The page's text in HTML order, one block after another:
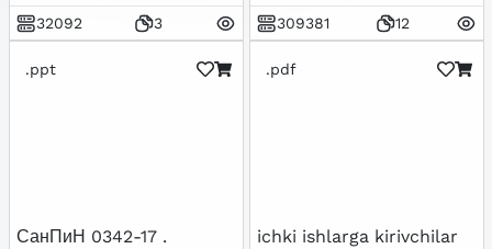
32092 3 309381 12
.ppt
СанПиН 0342-17 .
.pdf
ichki ishlarga kirivchilar